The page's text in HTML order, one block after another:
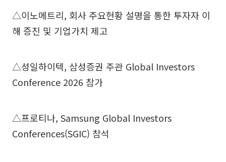
△이노메트리, 회사 주요현황 설명을 통한 투자자 이
해 증진 및 기업가치 제고
△성일하이텍, 삼성증권 주관 Global Investors
Conference 2026 참가
△프로티나, Samsung Global Investors
Conferences(SGIC) 참석